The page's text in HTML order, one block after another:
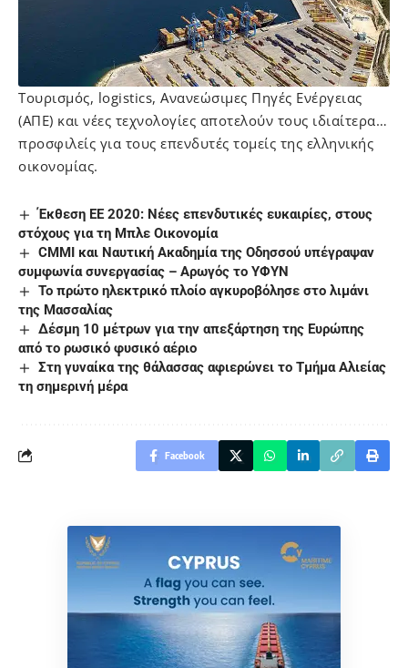
Τουρισμός, logistics, Ανανεώσιμες Πηγές Ενέργειας
(ΑΠΕ) και νέες τεχνολογίες αποτελούν τους ιδιαίτερα…
προσφιλείς για τους επενδυτές τομείς της ελληνικής
οικονομίας.
Έκθεση ΕΕ 2020: Νέες επενδυτικές ευκαιρίες, στους
στόχους για τη Μπλε Οικονομία
CMMI και Ναυτική Ακαδημία της Οδησσού υπέγραψαν
συμφωνία συνεργασίας – Αρωγός το ΥΦΥΝ
Το πρώτο ηλεκτρικό πλοίο αγκυροβόλησε στο λιμάνι
της Μασσαλίας
Δέσμη 10 μέτρων για την απεξάρτηση της Ευρώπης
από το ρωσικό φυσικό αέριο
Στη γυναίκα της θάλασσας αφιερώνει το Τμήμα Αλιείας
τη σημερινή μέρα
Facebook